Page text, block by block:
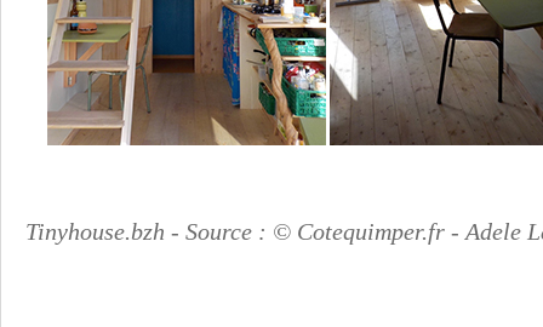
Tinyhouse.bzh - Source : © Cotequimper.fr - Adele